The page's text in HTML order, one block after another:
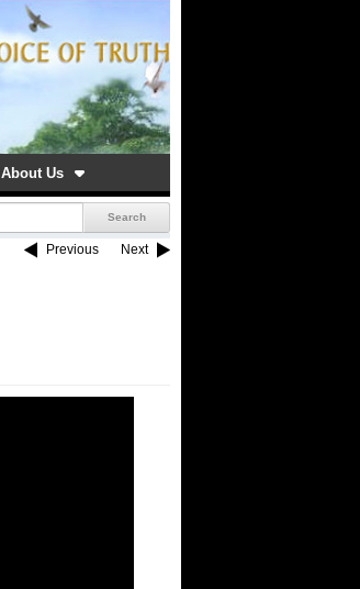
About Us
Previous Next